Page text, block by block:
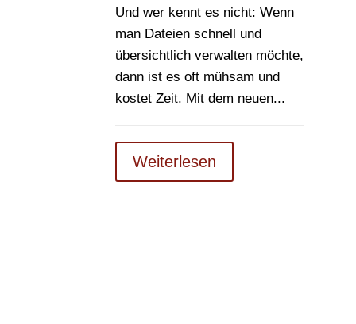
Und wer kennt es nicht: Wenn
man Dateien schnell und
übersichtlich verwalten möchte,
dann ist es oft mühsam und
kostet Zeit. Mit dem neuen...
Weiterlesen